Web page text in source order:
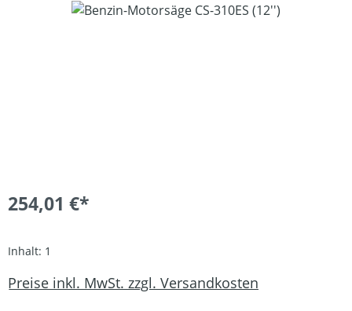
Bildergalerie überspringen
254,01 €*
Inhalt: 1
Preise inkl. MwSt. zzgl. Versandkosten